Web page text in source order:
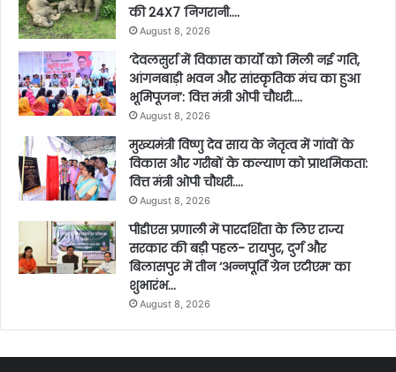
की 24X7 निगरानी….
August 8, 2026
’देवलसुर्रा में विकास कार्यों को मिली नई गति,
आंगनबाड़ी भवन और सांस्कृतिक मंच का हुआ
भूमिपूजन’: वित्त मंत्री ओपी चौधरी….
August 8, 2026
मुख्यमंत्री विष्णु देव साय के नेतृत्व में गांवों के
विकास और गरीबों के कल्याण को प्राथमिकता:
वित्त मंत्री ओपी चौधरी….
August 8, 2026
पीडीएस प्रणाली में पारदर्शिता के लिए राज्य
सरकार की बड़ी पहल- रायपुर, दुर्ग और
बिलासपुर में तीन ‘अन्नपूर्ति ग्रेन एटीएम‘ का
शुभारंभ…
August 8, 2026